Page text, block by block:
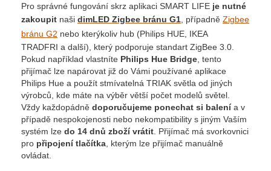
Pro správné fungování skrz aplikaci SMART LIFE je nutné
zakoupit naši dimLED Zigbee bránu G1 , případně Zigbee
bránu G2 nebo kterýkoliv hub (Philips HUE, IKEA
TRADFRI a další), který podporuje standart ZigBee 3.0.
Pokud například vlastníte Philips Hue Bridge , tento
přijímač lze napárovat již do Vámi používané aplikace
Philips Hue a použít stmívatelná TRIAK světla od jiných
výrobců, kde máte na výběr větší počet modelů světel.
Vždy každopádně doporučujeme ponechat si balenía v
případě nespokojenosti nebo nekompatibility s jiným Vaším
systém lze do 14 dnů zboží vrátit . Přijímač má svorkovnici
pro připojení tlačítka , kterým lze přijímač manuálně
ovládat.